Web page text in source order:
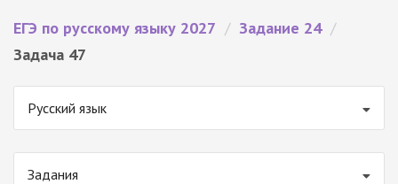
ЕГЭ по русскому языку 2027 / Задание 24 /
Задача 47
Русский язык
Задания